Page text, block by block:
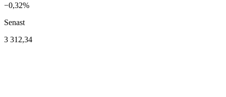
−0,32%
Senast
3 312,34